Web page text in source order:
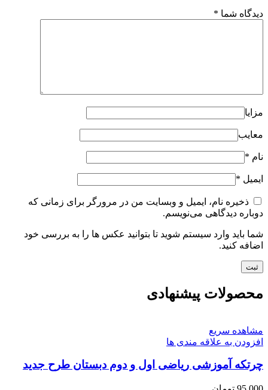
دیدگاه شما *
مزایا
معایب
نام *
ایمیل *
ذخیره نام، ایمیل و وبسایت من در مرورگر برای زمانی که
دوباره دیدگاهی می‌نویسم.
شما باید وارد سیستم شوید تا بتوانید عکس ها را به بررسی خود
اضافه کنید.
محصولات پیشنهادی
مشاهده سریع
افزودن به علاقه مندی ها
چرتکه آموزشی ریاضی اول و دوم دبستان طرح جدید